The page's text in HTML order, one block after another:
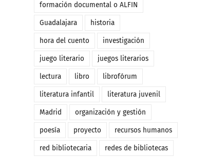
formación documental o ALFIN
Guadalajara historia
hora del cuento investigación
juego literario juegos literarios
lectura libro librofórum
literatura infantil literatura juvenil
Madrid organización y gestión
poesía proyecto recursos humanos
red bibliotecaria redes de bibliotecas